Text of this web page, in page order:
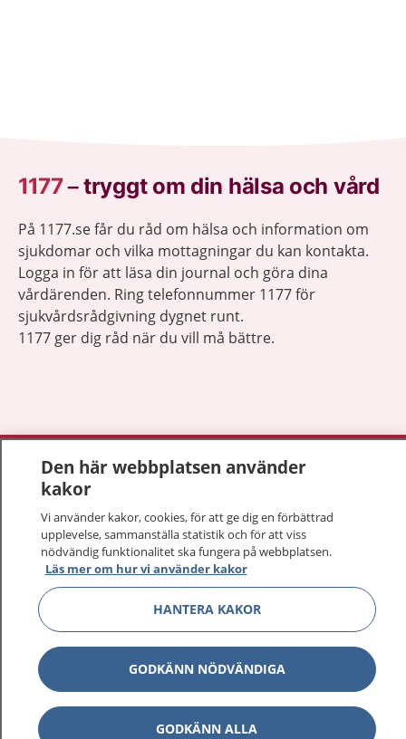
1177–tryggt om din hälsa och vård
På 1177.se får du råd om hälsa och information om
sjukdomar och vilka mottagningar du kan kontakta.
Logga in för att läsa din journal och göra dina
vårdärenden. Ring telefonnummer 1177 för
sjukvårdsrådgivning dygnet runt.
1177 ger dig råd när du vill må bättre.
1177 på flera språk
Kontakt
Behandling av personuppgifter
Hantering av kakor
Inställningar för kakor
Den här webbplatsen använder
kakor
Vi använder kakor, cookies, för att ge dig en förbättrad
upplevelse, sammanställa statistik och för att viss
nödvändig funktionalitet ska fungera på webbplatsen.
Läs mer om hur vi använder kakor
HANTERA KAKOR
GODKÄNN NÖDVÄNDIGA
GODKÄNN ALLA